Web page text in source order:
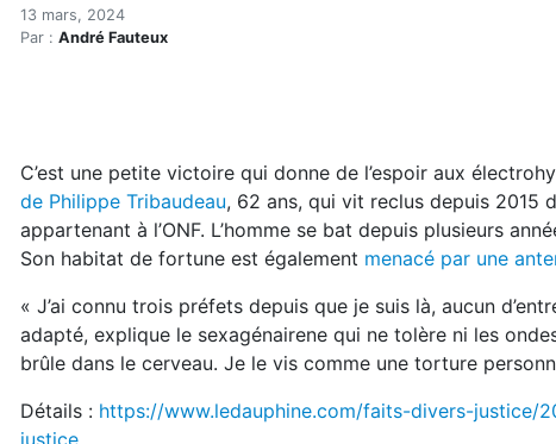
Accueil
Articles
L’expulsion d’un
13 mars, 2024
Par : André Fauteux
C’est une petite victoire qui donne de l’espoir aux
de Philippe Tribaudeau, 62 ans, qui vit reclus depuis 2015
appartenant à l’ONF. L’homme se bat depuis plusieurs
Son habitat de fortune est également menacé par une
« J’ai connu trois préfets depuis que je suis là, aucun
adapté, explique le sexagénairene qui ne tolère ni les
brûle dans le cerveau. Je le vis comme une torture
Détails : https://www.ledauphine.com/faits-divers-justice/
justice